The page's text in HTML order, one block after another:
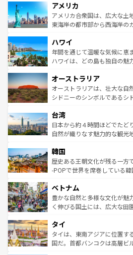
ンツ一覧を参照してほしい。
の建物がそのまま残る町や、
博物館もあり、アルプス観光
ことができる。国民の所得が
ば市内交通費無料で観光を楽しむこ
着のスイス情報はコンテンツ
アメリカ
アメリカ合衆国は、広大な土
東海岸の都市部から西海岸の
のような巨大都市は、観光、
ンメントが詰まった刺激的な
西部には大自然が広がり、グ
部のニューオーリンズでは、
文化が魅力。旅行者はアメリ
しみながら、その多様性と豊
ならではの贅沢な旅のスタイルだ。 なお、新着の
情報はコンテンツ一覧を参照
ハワイ
年間を通じて温暖な気候に恵
ハワイは、どの島も独自の魅
ワイ島は見逃せない。また、
島だが、静かな自然を求める
おすすめ。エメラルドグリー
れるおもてなしの心で訪れる
人々、おいしいローカルフー
ク、伝統的なフラダンスなど
ワイを、存分に味わってほしい。 なお、新着のハワイ
はコンテンツ一覧を参照して
オーストラリア
オーストラリアは、壮大な自
シドニーのシンボルであるシ
リアリーフや大陸中央部にそ
ク）、タスマニアの美しい原
ど、見どころがたくさん。ま
いる。アクティビティも充実
ビング、ハイキングなど、ア
い。オーストラリアの多彩な
参照してほしい。
台湾
日本から約４時間ほどでたど
自然が織りなす魅力的な観光
ン）、静ひつな山岳地帯であ
と山間の静けさが共存してお
驚きをもたらしてくれる。ま
容にもいいと評判のスイーツ
が味わえる。 なお、新着
照してほしい。
韓国
歴史ある王朝文化が残る一方
-POPで世界を席巻している
き、地方に足を延ばせば四季
できる。そして、キムチや焼
まで、さまざまな韓国料理が
リティに包まれながら、韓国
わってみてほし
覧を参照してほしい。
ベトナム
豊かな自然と多様な文化が魅
く伸びる国土には、広大な田
急速な発展と共に伝統が息づ
ーチミン市のフランス統治時
醸し出している。また、バラ
タイ
タイは、東南アジアに位置す
国だ。首都バンコクは高層ビ